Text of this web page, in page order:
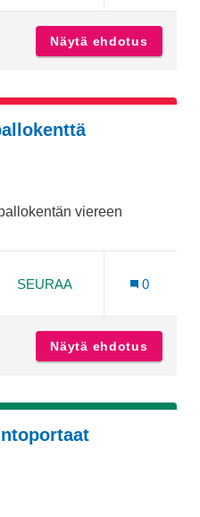
Näytä ehdotus
viereen
36 SEURAAJAA
SEURAA
0
Näytä ehdotus